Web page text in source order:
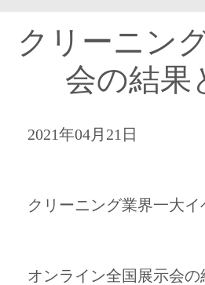
クリーニン
会の結果
2021年04月21日
クリーニング業界一大イ
オンライン全国展示会